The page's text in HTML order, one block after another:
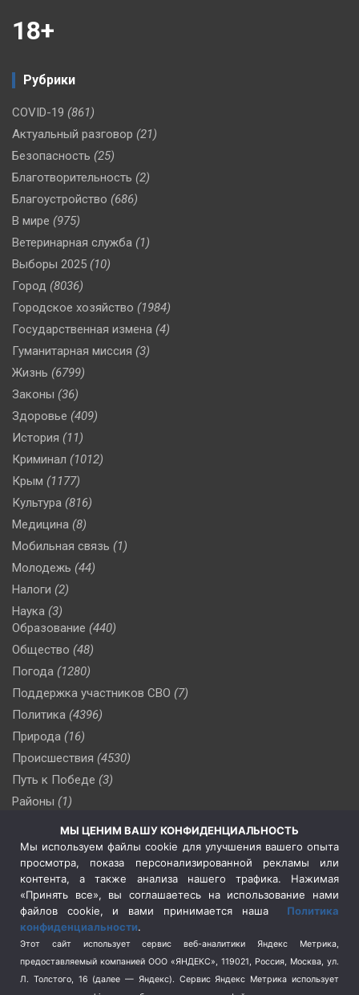
18+
Рубрики
COVID-19 (861)
Актуальный разговор (21)
Безопасность (25)
Благотворительность (2)
Благоустройство (686)
В мире (975)
Ветеринарная служба (1)
Выборы 2025 (10)
Город (8036)
Городское хозяйство (1984)
Государственная измена (4)
Гуманитарная миссия (3)
Жизнь (6799)
Законы (36)
Здоровье (409)
История (11)
Криминал (1012)
Крым (1177)
Культура (816)
Медицина (8)
Мобильная связь (1)
Молодежь (44)
Налоги (2)
Наука (3)
Образование (440)
Общество (48)
Погода (1280)
Поддержка участников СВО (7)
Политика (4396)
Природа (16)
Происшествия (4530)
Путь к Победе (3)
Районы (1)
(510)
Сельское хозяйство (3)
Социальная политика
(3)
Спецоперация в Украине
Спецоперация на Украине
(404)
Спорт (740)
Терроризм (1)
МЫ ЦЕНИМ ВАШУ КОНФИДЕНЦИАЛЬНОСТЬ
Мы используем файлы cookie для улучшения вашего опыта
просмотра, показа персонализированной рекламы или
контента, а также анализа нашего трафика. Нажимая
«Принять все», вы соглашаетесь на использование нами
файлов cookie, и вами принимается наша Политика
конфиденциальности.
Этот сайт использует сервис веб-аналитики Яндекс Метрика,
предоставляемый компанией ООО «ЯНДЕКС», 119021, Россия, Москва, ул.
Л. Толстого, 16 (далее — Яндекс). Сервис Яндекс Метрика использует